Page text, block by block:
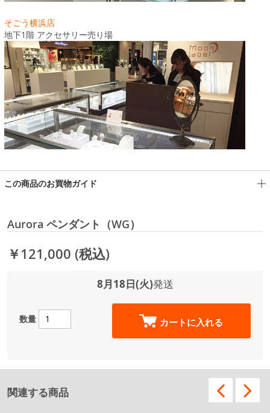
そごう横浜店
地下1階 アクセサリー売り場
この商品のお買物ガイド
Aurora ペンダント（WG）
￥121,000 (税込)
8月18日(火)発送
数量 カートに入れる
関連する商品